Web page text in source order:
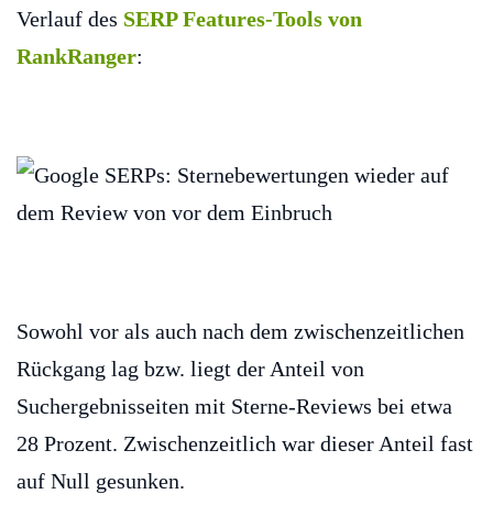
Verlauf des SERP Features-Tools von
RankRanger:
Sowohl vor als auch nach dem zwischenzeitlichen
Rückgang lag bzw. liegt der Anteil von
Suchergebnisseiten mit Sterne-Reviews bei etwa
28 Prozent. Zwischenzeitlich war dieser Anteil fast
auf Null gesunken.